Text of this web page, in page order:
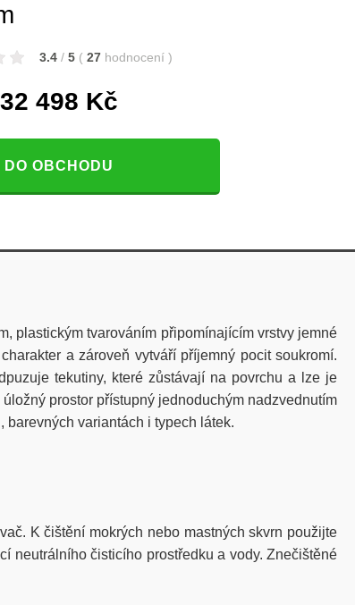
3.4 / 5 ( 27 hodnocení )
32 498 Kč
DO OBCHODU
plastickým tvarováním připomínajícím vrstvy jemné
a zároveň vytváří příjemný pocit soukromí.
tekutiny, které zůstávají na povrchu a lze je
prostor přístupný jednoduchým nadzvednutím
variantách i typech látek.
K čištění mokrých nebo mastných skvrn použijte
neutrálního čisticího prostředku a vody. Znečištěné